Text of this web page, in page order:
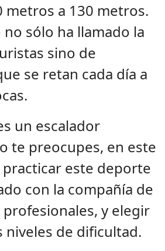
metros a 130 metros.
sólo ha llamado la
sino de
se retan cada día a
un escalador
te preocupes, en este
este deporte
con la compañía de
y elegir
niveles de dificultad.